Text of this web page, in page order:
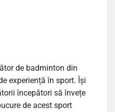
de badminton din
experiență în sport. Își
începători să învețe
de acest sport